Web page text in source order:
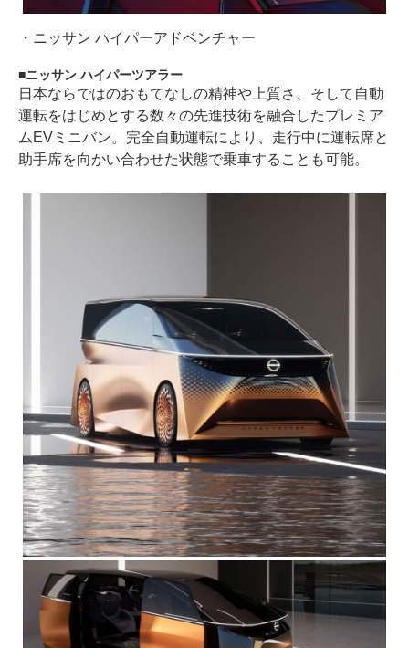
・ ニッサン ハイパーアドベンチャー
ニッサン ハイパーツアラー
日本ならではのおもてなしの精神や上質さ、そして自動
運転をはじめとする数々の先進技術を融合したプレミア
ムEVミニバン。完全自動運転により、走行中に運転席と
助手席を向かい合わせた状態で乗車することも可能。